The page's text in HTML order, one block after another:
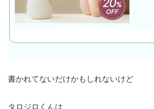
書かれてないだけかもしれないけど
タロジロくんは